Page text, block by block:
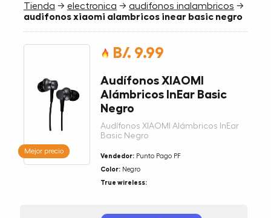
Tienda →electronica →audifonos inalambricos →
audifonos xiaomi alambricos inear basic negro
Mejor precio
B/. 9.99
Audífonos XIAOMI
Alámbricos InEar Basic
Negro
Audífonos XIAOMI Alámbricos InEar
Basic Negro
Vendedor: Punto Pago PF
Color: Negro
True wireless: